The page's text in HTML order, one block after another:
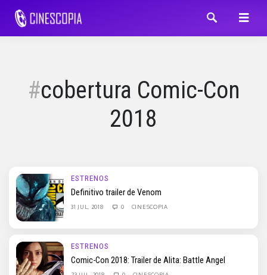
cobertura Comic-Con
2018
ESTRENOS
Definitivo trailer de Venom
31 JUL, 2018 0 CINESCOPIA
ESTRENOS
Comic-Con 2018: Trailer de Alita: Battle Angel